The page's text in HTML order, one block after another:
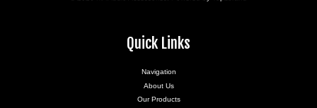
Quick Links
Navigation
About Us
Our Products